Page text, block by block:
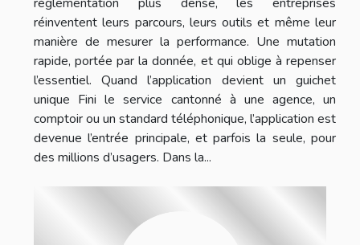
réinventent leurs parcours, leurs outils et même leur
manière de mesurer la performance. Une mutation
rapide, portée par la donnée, et qui oblige à repenser
l’essentiel. Quand l’application devient un guichet
unique Fini le service cantonné à une agence, un
comptoir ou un standard téléphonique, l’application est
devenue l’entrée principale, et parfois la seule, pour
des millions d’usagers. Dans la...